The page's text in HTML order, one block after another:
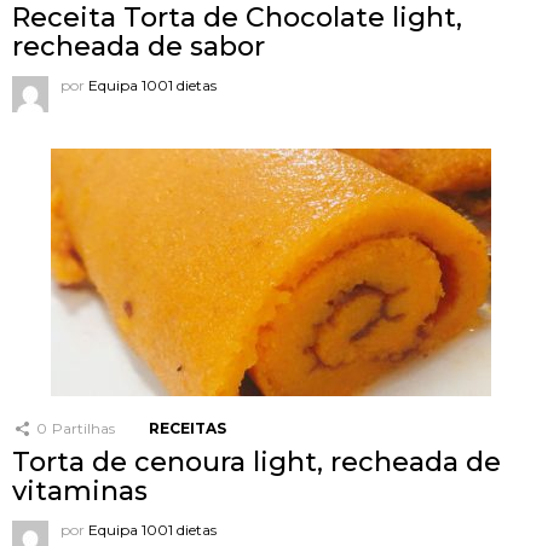
Receita Torta de Chocolate light,
recheada de sabor
por Equipa 1001 dietas
0 Partilhas RECEITAS
Torta de cenoura light, recheada de
vitaminas
por Equipa 1001 dietas